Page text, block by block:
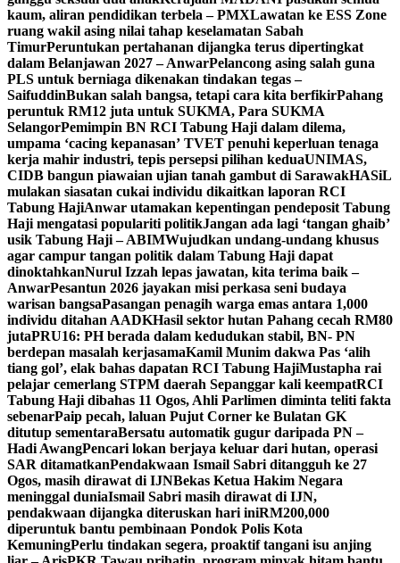
kaum, aliran pendidikan terbela – PMXLawatan ke ESS Zone
ruang wakil asing nilai tahap keselamatan Sabah
TimurPeruntukan pertahanan dijangka terus dipertingkat
dalam Belanjawan 2027 – AnwarPelancong asing salah guna
PLS untuk berniaga dikenakan tindakan tegas –
SaifuddinBukan salah bangsa, tetapi cara kita berfikirPahang
peruntuk RM12 juta untuk SUKMA, Para SUKMA
SelangorPemimpin BN RCI Tabung Haji dalam dilema,
umpama ‘cacing kepanasan’ TVET penuhi keperluan tenaga
kerja mahir industri, tepis persepsi pilihan keduaUNIMAS,
CIDB bangun piawaian ujian tanah gambut di SarawakHASiL
mulakan siasatan cukai individu dikaitkan laporan RCI
Tabung HajiAnwar utamakan kepentingan pendeposit Tabung
Haji mengatasi populariti politikJangan ada lagi ‘tangan ghaib’
usik Tabung Haji – ABIMWujudkan undang-undang khusus
agar campur tangan politik dalam Tabung Haji dapat
dinoktahkanNurul Izzah lepas jawatan, kita terima baik –
AnwarPesantun 2026 jayakan misi perkasa seni budaya
warisan bangsaPasangan penagih warga emas antara 1,000
individu ditahan AADKHasil sektor hutan Pahang cecah RM80
jutaPRU16: PH berada dalam kedudukan stabil, BN- PN
berdepan masalah kerjasamaKamil Munim dakwa Pas ‘alih
tiang gol’, elak bahas dapatan RCI Tabung HajiMustapha rai
pelajar cemerlang STPM daerah Sepanggar kali keempatRCI
Tabung Haji dibahas 11 Ogos, Ahli Parlimen diminta teliti fakta
sebenarPaip pecah, laluan Pujut Corner ke Bulatan GK
ditutup sementaraBersatu automatik gugur daripada PN –
Hadi AwangPencari lokan berjaya keluar dari hutan, operasi
SAR ditamatkanPendakwaan Ismail Sabri ditangguh ke 27
Ogos, masih dirawat di IJNBekas Ketua Hakim Negara
meninggal duniaIsmail Sabri masih dirawat di IJN,
pendakwaan dijangka diteruskan hari iniRM200,000
diperuntuk bantu pembinaan Pondok Polis Kota
KemuningPerlu tindakan segera, proaktif tangani isu anjing